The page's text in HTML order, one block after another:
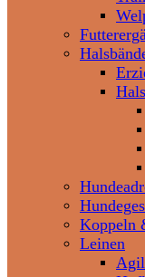
Koppeln
Leinen